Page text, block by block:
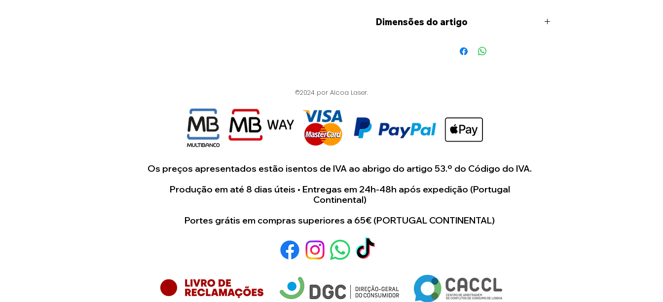
Dimensões do artigo
©2024 por Alcoa Laser.
Os preços apresentados estão isentos de IVA ao abrigo do artigo 53.º do Código do IVA.
Produção em até 8 dias úteis • Entregas em 24h-48h após expedição (Portugal
Continental)
Portes grátis em compras superiores a 65€ (PORTUGAL CONTINENTAL)